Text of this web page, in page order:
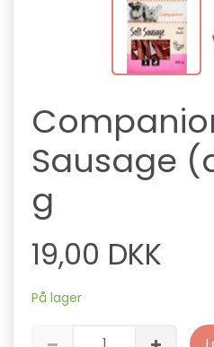
Sausage
g
19,00 DKK
På lager